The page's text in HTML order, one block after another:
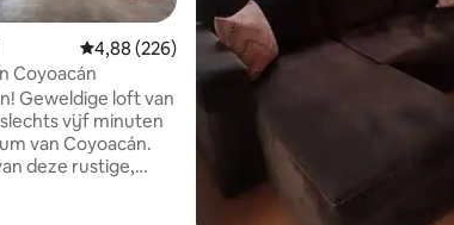
5, 156 recensies
Gemiddelde beoordeling van 4,88 op 5, 226
4,88 (226)
Coyoacán
vijf minuten
van Coyoacán.
deze rustige,